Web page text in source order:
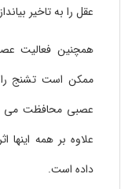
عقل را به تاخیر
همچنین فعالیت
ممکن است تشنج
عصبی محافظت می
علاوه بر همه
داده است.